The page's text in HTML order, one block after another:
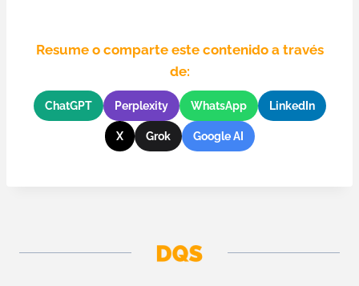
Resume o comparte este contenido a través
de:
ChatGPT Perplexity WhatsApp LinkedIn
X Grok Google AI